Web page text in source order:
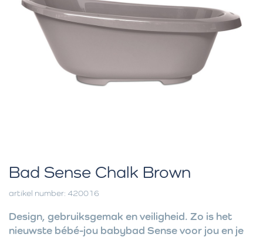
Bad Sense Chalk Brown
artikel number: 420016
Design, gebruiksgemak en veiligheid. Zo is het
nieuwste bébé-jou babybad Sense voor jou en je